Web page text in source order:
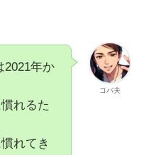
コバ夫
2021年か
れるた
れてき